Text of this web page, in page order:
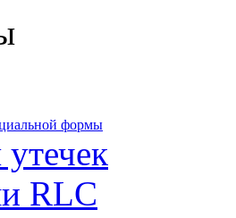
формы
RLC